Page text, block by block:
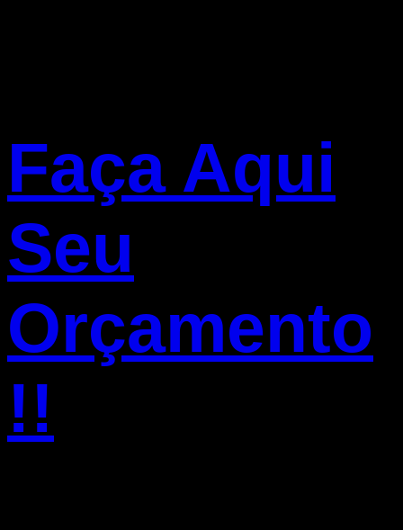
Faça Aqui
Seu
Orçamento
!!